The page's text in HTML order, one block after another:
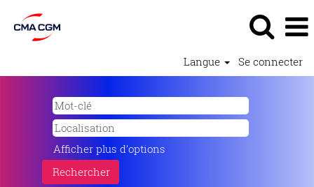
Langue Se connecter
Afficher plus d’options